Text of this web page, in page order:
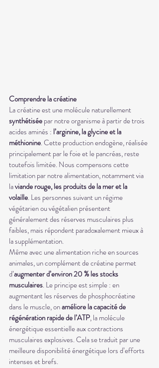
Comprendre la créatine
La créatine est une molécule naturellement
synthétisée par notre organisme à partir de trois
acides aminés : l’arginine, la glycine et la
méthionine. Cette production endogène, réalisée
principalement par le foie et le pancréas, reste
toutefois limitée. Nous compensons cette
limitation par notre alimentation, notamment via
la viande rouge, les produits de la mer et la
volaille. Les personnes suivant un régime
végétarien ou végétalien présentent
généralement des réserves musculaires plus
faibles, mais répondent paradoxalement mieux à
la supplémentation.
Même avec une alimentation riche en sources
animales, un complément de créatine permet
d’augmenter d’environ 20 % les stocks
musculaires. Le principe est simple : en
augmentant les réserves de phosphocréatine
dans le muscle, on améliore la capacité de
régénération rapide de l’ATP, la molécule
énergétique essentielle aux contractions
musculaires explosives. Cela se traduit par une
meilleure disponibilité énergétique lors d’efforts
intenses et brefs.